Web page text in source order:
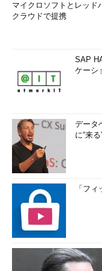
マイクロソフトとレッド
クラウドで提携
SAP
ケーシ
データ
に“来
「フ